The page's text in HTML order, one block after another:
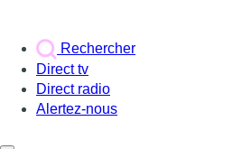
Rechercher
Direct tv
Direct radio
Alertez-nous